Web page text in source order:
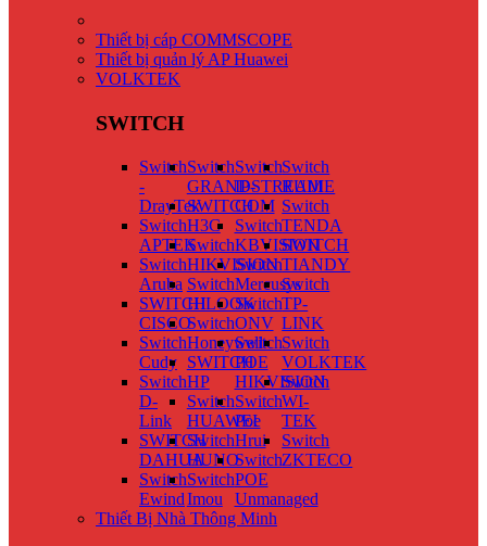
Thiết bị cáp COMMSCOPE
Thiết bị quản lý AP Huawei
VOLKTEK
SWITCH
Switch
-
DrayTek
Switch
APTEK
Switch
Aruba
SWITCH
CISCO
Switch
Cudy
Switch
D-
Link
SWITCH
DAHUA
Switch
Ewind
Switch
GRANDSTREAM
SWITCH
H3C
Switch
HIKVISION
Switch
HILOOK
Switch
Honeywell
SWITCH
HP
Switch
HUAWEI
Switch
HUNO
Switch
Imou
Switch
IP-
COM
Switch
KBVISION
Switch
Mercusys
Switch
ONV
Switch
POE
HIKVISION
Switch
Poe
Hrui
Switch
POE
Unmanaged
Switch
RUIJIE
Switch
TENDA
SWITCH
TIANDY
Switch
TP-
LINK
Switch
VOLKTEK
Switch
WI-
TEK
Switch
ZKTECO
Thiết Bị Nhà Thông Minh